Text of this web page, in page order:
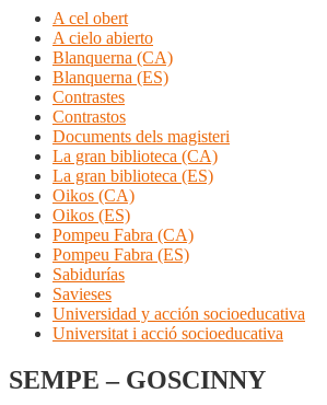
A cel obert
A cielo abierto
Blanquerna (CA)
Blanquerna (ES)
Contrastes
Contrastos
Documents dels magisteri
La gran biblioteca (CA)
La gran biblioteca (ES)
Oikos (CA)
Oikos (ES)
Pompeu Fabra (CA)
Pompeu Fabra (ES)
Sabidurías
Savieses
Universidad y acción socioeducativa
Universitat i acció socioeducativa
SEMPE – GOSCINNY